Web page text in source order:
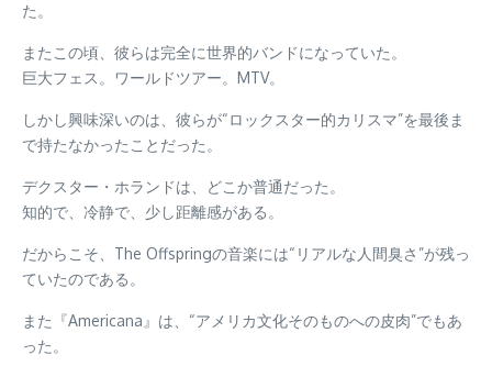
た。
またこの頃、彼らは完全に世界的バンドになっていた。
巨大フェス。ワールドツアー。MTV。
しかし興味深いのは、彼らが“ロックスター的カリスマ”を最後ま
で持たなかったことだった。
デクスター・ホランドは、どこか普通だった。
知的で、冷静で、少し距離感がある。
だからこそ、The Offspringの音楽には“リアルな人間臭さ”が残っ
ていたのである。
また『Americana』は、“アメリカ文化そのものへの皮肉”でもあ
った。